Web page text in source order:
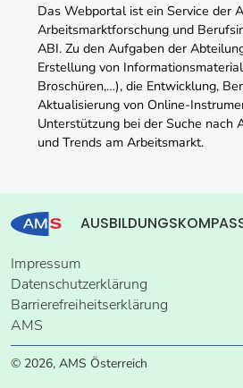
Das Webportal ist ein Service der
Arbeitsmarktforschung und
ABI. Zu den Aufgaben der
Erstellung von
Broschüren,…), die Entwicklung,
Aktualisierung von Online-
Unterstützung bei der Suche nach
und Trends am Arbeitsmarkt.
Impressum
Datenschutzerklärung
Barrierefreiheitserklärung
AMS
© 2026, AMS Österreich